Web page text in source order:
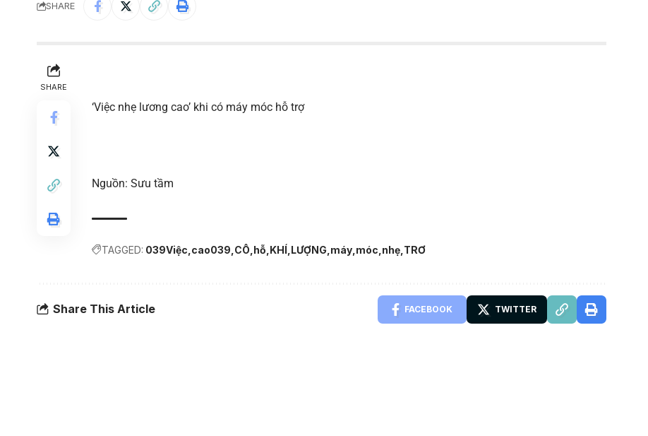
SHARE
SHARE
‘Việc nhẹ lương cao’ khi có máy móc hỗ trợ
Nguồn: Sưu tầm
TAGGED: 039Việc cao039 CÔ hỗ KHÍ LƯỢNG máy móc nhẹ TRƠ
Share This Article FACEBOOK TWITTER